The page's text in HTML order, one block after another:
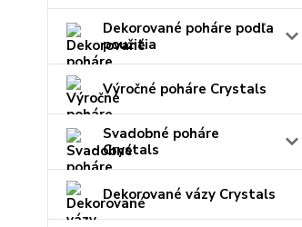
Dekorované poháre podľa
použitia
Výročné poháre Crystals
Svadobné poháre
Crystals
Dekorované vázy Crystals